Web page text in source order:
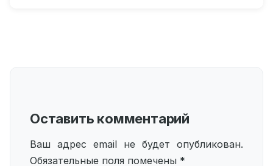
Оставить комментарий
Ваш адрес email не будет опубликован.
Обязательные поля помечены *